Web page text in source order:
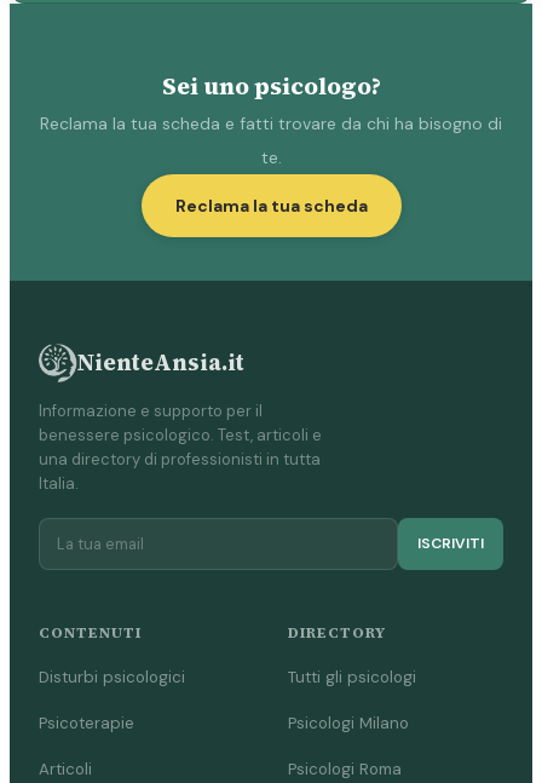
Sei uno psicologo?
Reclama la tua scheda e fatti trovare da chi ha bisogno di
te.
Reclama la tua scheda
NienteAnsia.it
Informazione e supporto per il
benessere psicologico. Test, articoli e
una directory di professionisti in tutta
Italia.
ISCRIVITI
CONTENUTI
Disturbi psicologici
Psicoterapie
Articoli
DIRECTORY
Tutti gli psicologi
Psicologi Milano
Psicologi Roma